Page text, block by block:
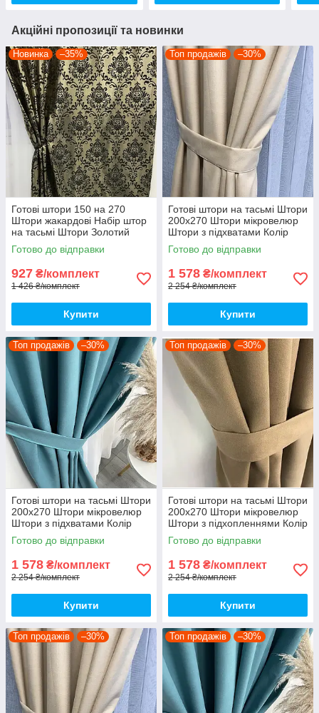
Акційні пропозиції та новинки
Новинка –35%
Готові штори 150 на 270
Штори жакардові Набір штор
на тасьмі Штори Золотий
Готово до відправки
927 ₴/комплект
1 426 ₴/комплект
Купити
Топ продажів –30%
Готові штори на тасьмі Штори
200х270 Штори мікровелюр
Штори з підхватами Колір
кремовий
Готово до відправки
1 578 ₴/комплект
2 254 ₴/комплект
Купити
Топ продажів –30%
Готові штори на тасьмі Штори
200х270 Штори мікровелюр
Штори з підхватами Колір
бірюзовий
Готово до відправки
1 578 ₴/комплект
2 254 ₴/комплект
Купити
Топ продажів –30%
Готові штори на тасьмі Штори
200х270 Штори мікровелюр
Штори з підхопленнями Колір
Коричневий
Готово до відправки
1 578 ₴/комплект
2 254 ₴/комплект
Купити
Топ продажів –30% Топ продажів –30%